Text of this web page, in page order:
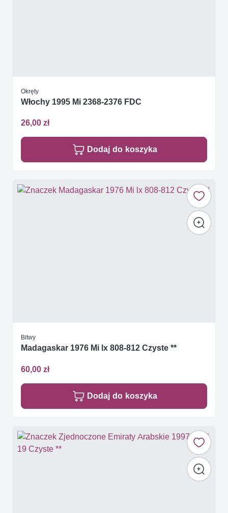
Okręty
Włochy 1995 Mi 2368-2376 FDC
26,00 zł
Dodaj do koszyka
Bitwy
Madagaskar 1976 Mi lx 808-812 Czyste **
60,00 zł
Dodaj do koszyka